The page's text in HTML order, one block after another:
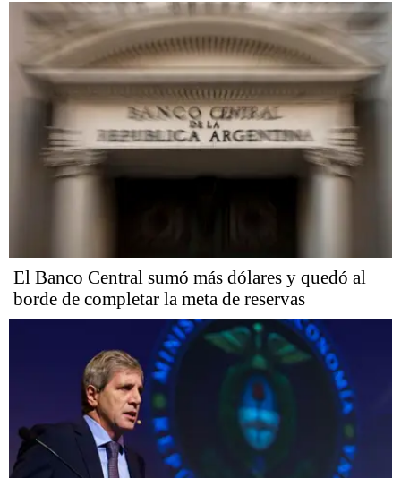
El Banco Central sumó más dólares y quedó al
borde de completar la meta de reservas